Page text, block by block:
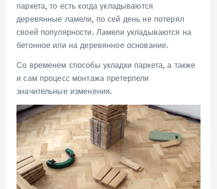
паркета, то есть когда укладываются
деревянные ламели, по сей день не потерял
своей популярности. Ламели укладываются на
бетонное или на деревянное основание.
Со временем способы укладки паркета, а также
и сам процесс монтажа претерпели
значительные изменения.